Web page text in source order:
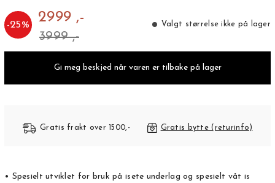
-25% 2999 ,-
3999 ,-
Valgt størrelse ikke på lager
Gi meg beskjed når varen er tilbake på lager
Gratis frakt over 1500,- Gratis bytte (returinfo)
• Spesielt utviklet for bruk på isete underlag og spesielt våt is